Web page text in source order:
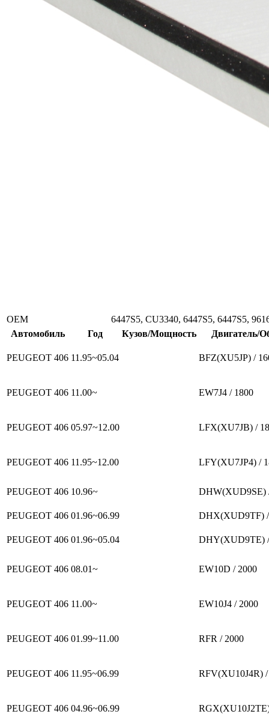
ОЕМ
6447S5, CU3340, 6447S5, 6447S5,
Автомобиль
Год Кузов/Мощность Двигатель/
PEUGEOT 406 11.95~05.04 BFZ(XU5JP) /
PEUGEOT 406 11.00~ EW7J4 / 1800
PEUGEOT 406 05.97~12.00 LFX(XU7JB) /
PEUGEOT 406 11.95~12.00 LFY(XU7JP4) /
PEUGEOT 406 10.96~ DHW(XUD9SE)
PEUGEOT 406 01.96~06.99 DHX(XUD9TF)
PEUGEOT 406 01.96~05.04 DHY(XUD9TE)
PEUGEOT 406 08.01~ EW10D / 2000
PEUGEOT 406 11.00~ EW10J4 / 2000
PEUGEOT 406 01.99~11.00 RFR / 2000
PEUGEOT 406 11.95~06.99 RFV(XU10J4R) /
PEUGEOT 406 04.96~06.99